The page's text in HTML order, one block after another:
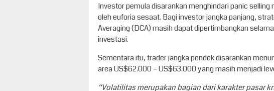
Investor pemula disarankan menghindari panic
oleh euforia sesaat. Bagi investor jangka panjang,
Averaging (DCA) masih dapat dipertimbangkan
investasi.
Sementara itu, trader jangka pendek disarankan
area US$62.000 – US$63.000 yang masih menjadi
“Volatilitas merupakan bagian dari karakter pasar